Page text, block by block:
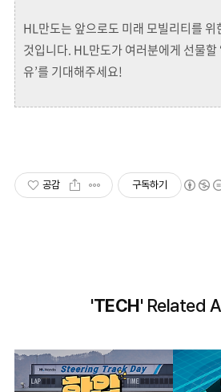
HL만도는 앞으로도 미래 모빌리티를
것입니다. HL만도가 여러분에게 선물할
유’를 기대해주세요!
공감 구독하기
'TECH'Related